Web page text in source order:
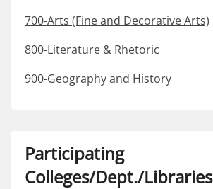
700-Arts (Fine and Decorative Arts)
800-Literature & Rhetoric
900-Geography and History
Participating
Colleges/Dept./Libraries